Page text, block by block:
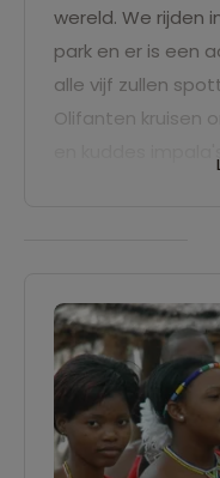
wereld. We rijden
park en er is een
alle vijf zullen
Olifanten kruisen
overuren draaien